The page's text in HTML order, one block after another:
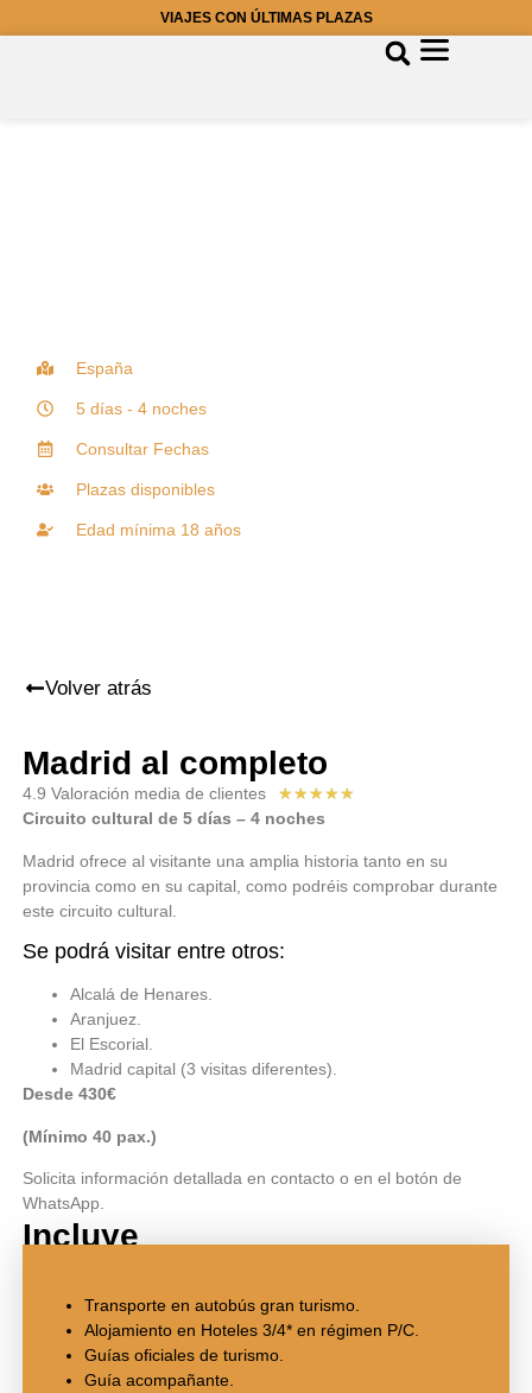
VIAJES CON ÚLTIMAS PLAZAS
España
5 días - 4 noches
Consultar Fechas
Plazas disponibles
Edad mínima 18 años
Volver atrás
Madrid al completo
4.9 Valoración media de clientes ★★★★★
Circuito cultural de 5 días – 4 noches
Madrid ofrece al visitante una amplia historia tanto en su
provincia como en su capital, como podréis comprobar durante
este circuito cultural.
Se podrá visitar entre otros:
Alcalá de Henares.
Aranjuez.
El Escorial.
Madrid capital (3 visitas diferentes).
Desde 430€
(Mínimo 40 pax.)
Solicita información detallada en contacto o en el botón de
WhatsApp.
Incluye
Transporte en autobús gran turismo.
Alojamiento en Hoteles 3/4* en régimen P/C.
Guías oficiales de turismo.
Guía acompañante.